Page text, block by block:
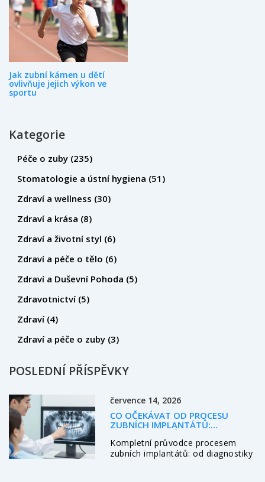
Jak zubní kámen u dětí
ovlivňuje jejich výkon ve
sportu
Kategorie
Péče o zuby (235)
Stomatologie a ústní hygiena (51)
Zdraví a wellness (30)
Zdraví a krása (8)
Zdraví a životní styl (6)
Zdraví a péče o tělo (6)
Zdraví a Duševní Pohoda (5)
Zdravotnictví (5)
Zdraví (4)
Zdraví a péče o zuby (3)
POSLEDNÍ PŘÍSPĚVKY
července 14, 2026
CO OČEKÁVAT OD PROCESU
ZUBNÍCH IMPLANTÁTŮ:
KROKEM
Kompletní průvodce procesem
zubních implantátů: od diagnostiky